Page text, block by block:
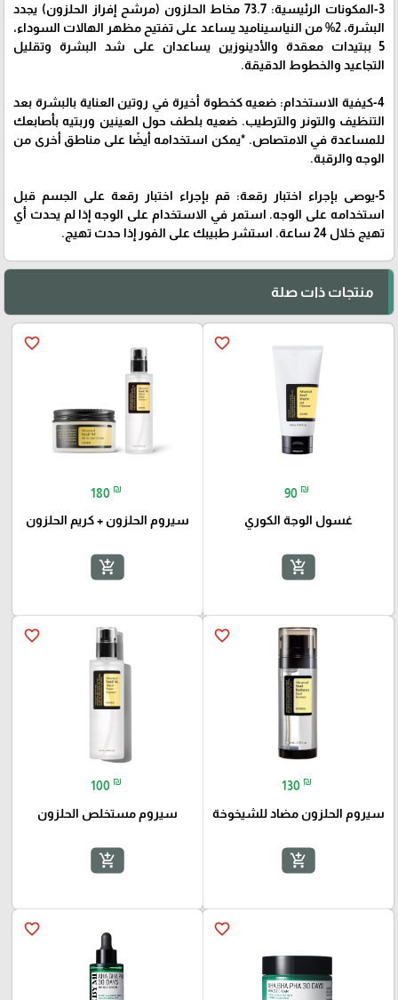
3-المكونات الرئيسية: 73.7 مخاط الحلزون (مرشح إفراز الحلزون) يجدد
البشرة، 2% من النياسيناميد يساعد على تفتيح مظهر الهالات السوداء،
5 ببتيدات معقدة والأدينوزين يساعدان على شد البشرة وتقليل
التجاعيد والخطوط الدقيقة.
4-كيفية الاستخدام: ضعيه كخطوة أخيرة في روتين العناية بالبشرة بعد
التنظيف والتونر والترطيب. ضعيه بلطف حول العينين وربتيه بأصابعك
للمساعدة في الامتصاص. *يمكن استخدامه أيضًا على مناطق أخرى من
الوجه والرقبة.
5-يوصى بإجراء اختبار رقعة: قم بإجراء اختبار رقعة على الجسم قبل
استخدامه على الوجه. استمر في الاستخدام على الوجه إذا لم يحدث أي
تهيج خلال 24 ساعة. استشر طبيبك على الفور إذا حدث تهيج.
منتجات ذات صلة
favorite_border
90 ₪
غسول الوجة الكوري
add_shopping_cart
favorite_border
180 ₪
سيروم الحلزون + كريم الحلزون
add_shopping_cart
favorite_border
130 ₪
سيروم الحلزون مضاد للشيخوخة
add_shopping_cart
favorite_border
100 ₪
سيروم مستخلص الحلزون
add_shopping_cart
favorite_border
favorite_border